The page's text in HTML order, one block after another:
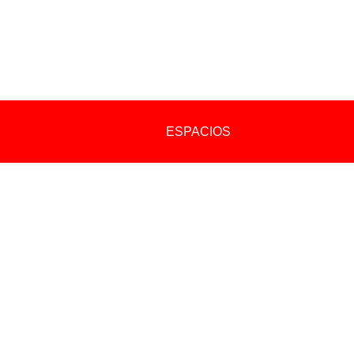
ESPACIOS